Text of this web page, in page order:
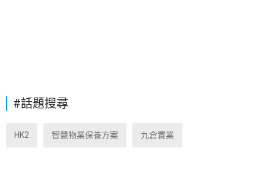
#話題搜尋
HK2 智慧物業保養方案 九倉置業